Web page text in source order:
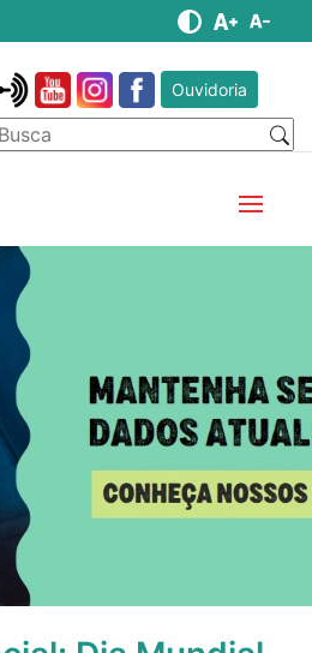
Ouvidoria